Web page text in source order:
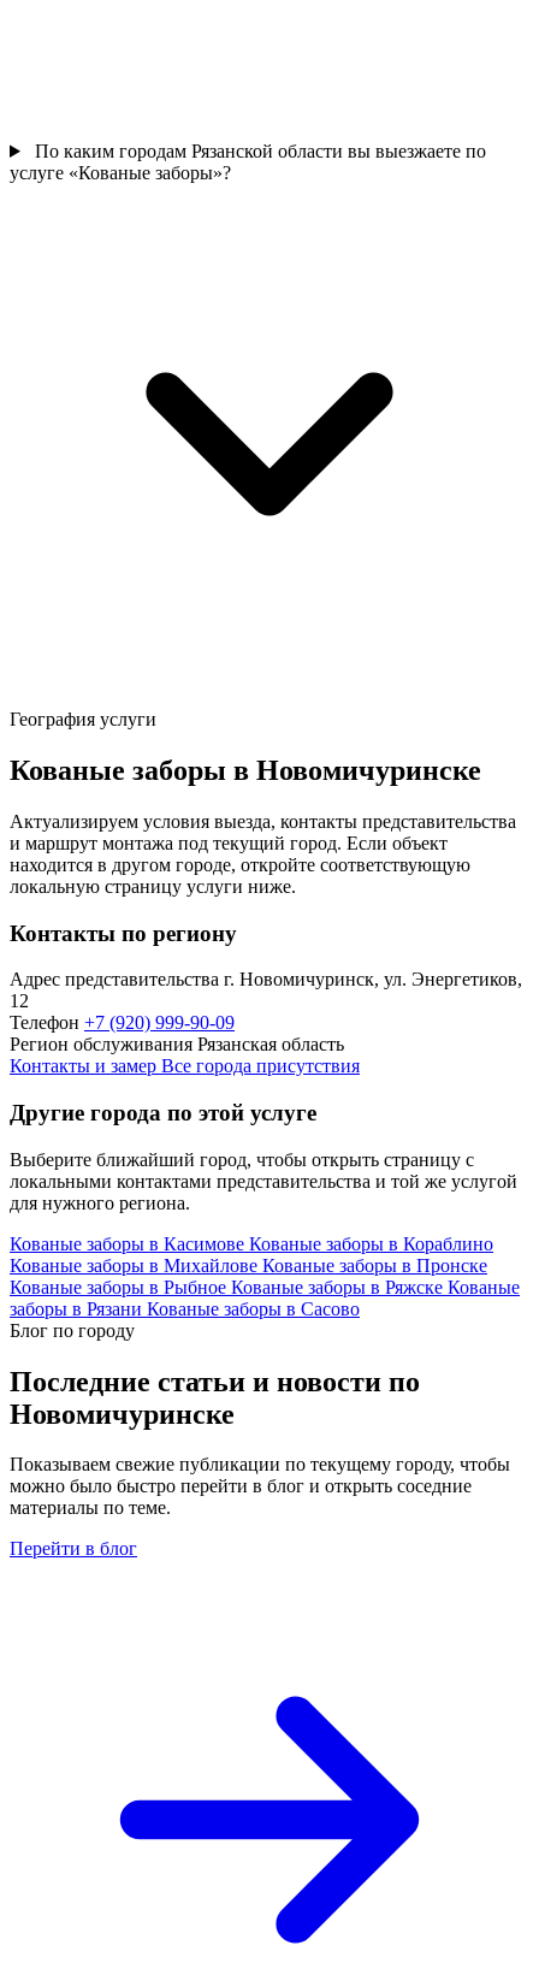
По каким городам Рязанской области вы выезжаете по
услуге «Кованые заборы»?
География услуги
Кованые заборы в Новомичуринске
Актуализируем условия выезда, контакты представительства
и маршрут монтажа под текущий город. Если объект
находится в другом городе, откройте соответствующую
локальную страницу услуги ниже.
Контакты по региону
Адрес представительства г. Новомичуринск, ул. Энергетиков,
12
Телефон +7 (920) 999-90-09
Регион обслуживания Рязанская область
Контакты и замер Все города присутствия
Другие города по этой услуге
Выберите ближайший город, чтобы открыть страницу с
локальными контактами представительства и той же услугой
для нужного региона.
Кованые заборы в Касимове Кованые заборы в Кораблино
Кованые заборы в Михайлове Кованые заборы в Пронске
Кованые заборы в Рыбное Кованые заборы в Ряжске Кованые
заборы в Рязани Кованые заборы в Сасово
Блог по городу
Последние статьи и новости по
Новомичуринске
Показываем свежие публикации по текущему городу, чтобы
можно было быстро перейти в блог и открыть соседние
материалы по теме.
Перейти в блог